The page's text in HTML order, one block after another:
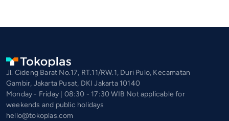
Jl. Cideng Barat No.17, RT.11/RW.1, Duri Pulo, Kecamatan
Gambir, Jakarta Pusat, DKI Jakarta 10140
Monday - Friday | 08:30 - 17:30 WIB Not applicable for
weekends and public holidays
hello@tokoplas.com